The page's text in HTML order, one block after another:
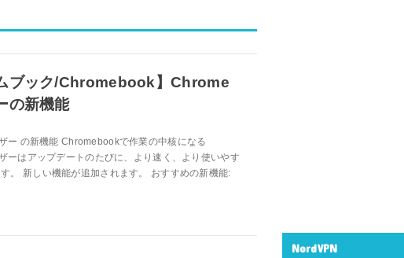
ブック/Chromebook】Chrome
の新機能
ー の新機能 Chromebookで作業の中核になる
ーはアップデートのたびに、より速く、より使いやす
。 新しい機能が追加されます。 おすすめの新機能:
NordVPN